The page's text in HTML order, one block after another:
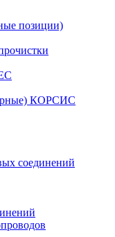
позиции)
КОРСИС
соединений